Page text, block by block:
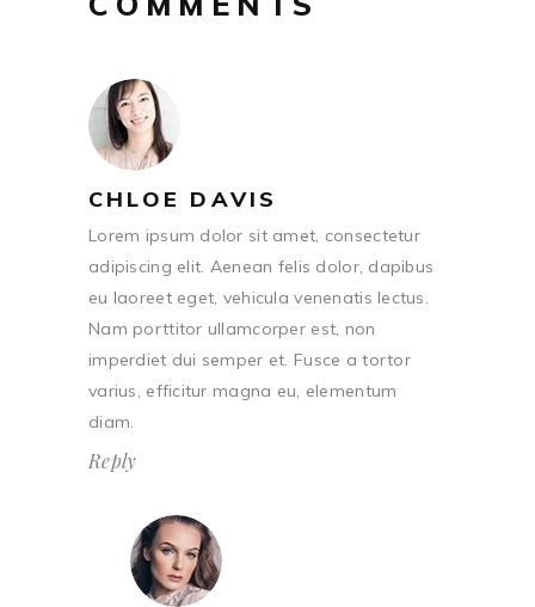
CHLOE DAVIS
Lorem ipsum dolor sit amet, consectetur
adipiscing elit. Aenean felis dolor, dapibus
eu laoreet eget, vehicula venenatis lectus.
Nam porttitor ullamcorper est, non
imperdiet dui semper et. Fusce a tortor
varius, efficitur magna eu, elementum
diam.
Reply